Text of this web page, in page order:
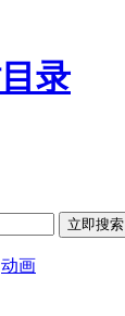
立即搜索
动画